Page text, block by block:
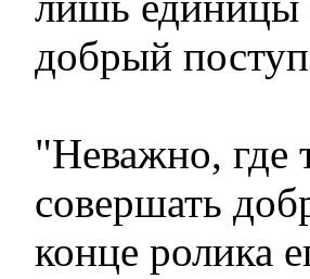
добрый
"Неважно, где
совершать
конце ролика